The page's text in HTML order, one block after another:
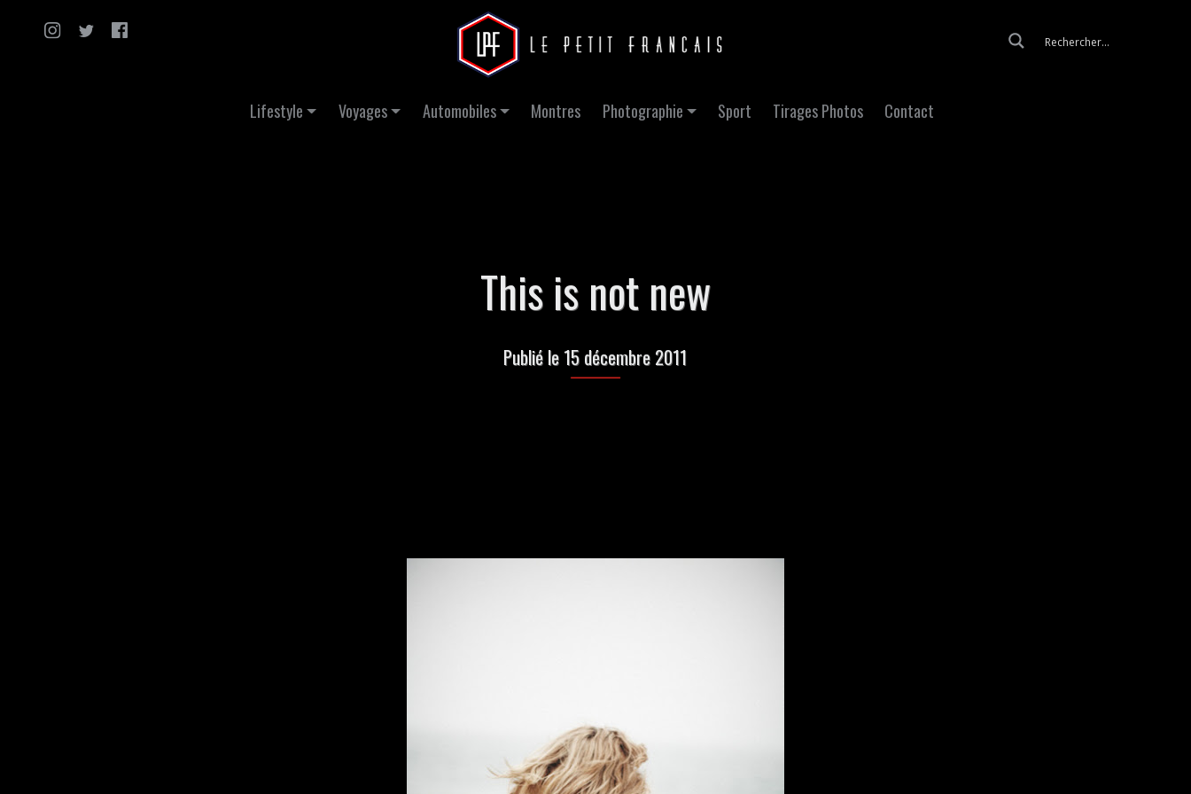
Lifestyle Voyages Automobiles Montres Photographie Sport Tirages Photos Contact
This is not new
Publié le 15 décembre 2011